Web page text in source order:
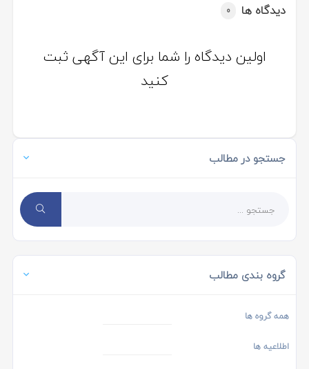
دیدگاه ها 0
اولین دیدگاه را شما برای این آگهی ثبت
کنید
جستجو در مطالب
گروه بندی مطالب
همه گروه ها
اطلاعیه ها